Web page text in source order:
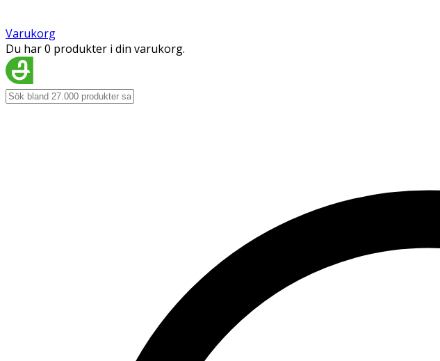
Varukorg
Du har 0 produkter i din varukorg.